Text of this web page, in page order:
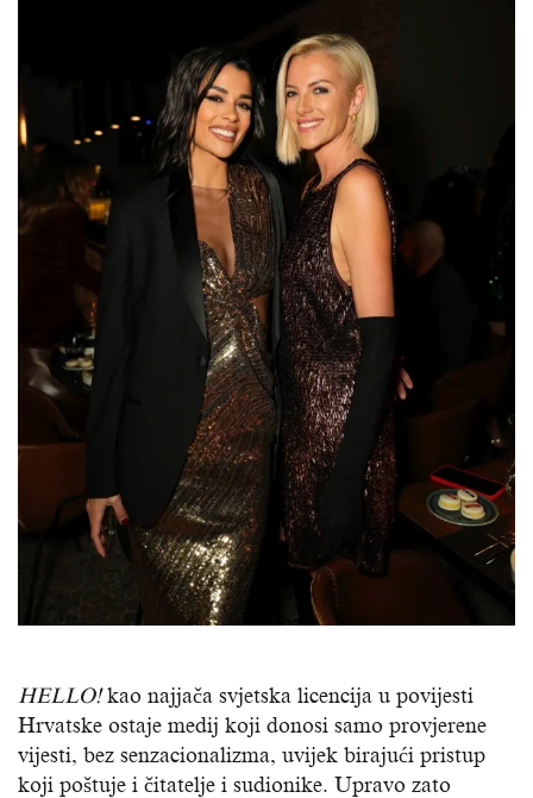
HELLO!kao najjača svjetska licencija u povijesti
Hrvatske ostaje medij koji donosi samo provjerene
vijesti, bez senzacionalizma, uvijek birajući pristup
koji poštuje i čitatelje i sudionike. Upravo zato